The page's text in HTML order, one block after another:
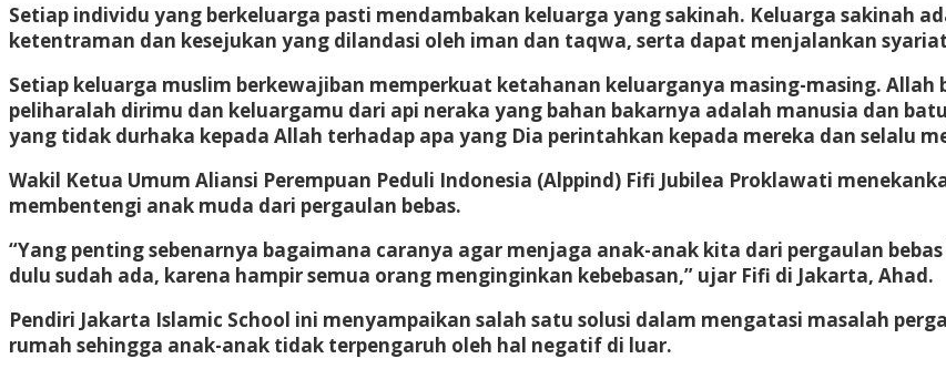
Setiap individu yang berkeluarga pasti mendambakan keluarga yang sakinah. Keluarga sakinah
ketentraman dan kesejukan yang dilandasi oleh iman dan taqwa, serta dapat menjalankan
Setiap keluarga muslim berkewajiban memperkuat ketahanan keluarganya masing-masing. Allah
peliharalah dirimu dan keluargamu dari api neraka yang bahan bakarnya adalah manusia dan
yang tidak durhaka kepada Allah terhadap apa yang Dia perintahkan kepada mereka dan selalu
Wakil Ketua Umum Aliansi Perempuan Peduli Indonesia (Alppind) Fifi Jubilea Proklawati
membentengi anak muda dari pergaulan bebas.
“Yang penting sebenarnya bagaimana caranya agar menjaga anak-anak kita dari pergaulan
dulu sudah ada, karena hampir semua orang menginginkan kebebasan,” ujar Fifi di Jakarta, Ahad.
Pendiri Jakarta Islamic School ini menyampaikan salah satu solusi dalam mengatasi masalah
rumah sehingga anak-anak tidak terpengaruh oleh hal negatif di luar.